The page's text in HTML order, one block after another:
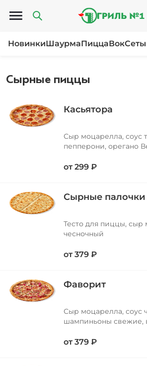
Открыть меню
НовинкиШаурмаПиццаВок
Сырные пиццы
Касьятора
Сыр моцарелла, соус
пепперони, орегано
от 299 ₽
Сырные палочки
Тесто для пиццы, сыр
чесночный
от 379 ₽
Фаворит
Сыр моцарелла, соус
шампиньоны свежие,
от 379 ₽